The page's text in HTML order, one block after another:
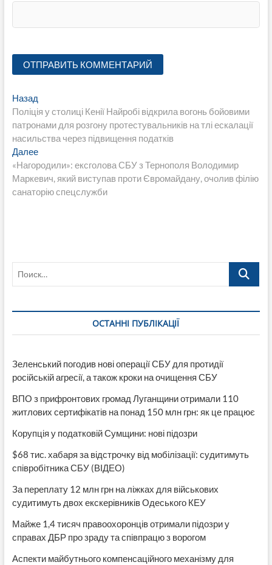
Навигация
по
записям
НазадПредыдущая
запись:
Поліція у столиці Кенії Найробі відкрила вогонь бойовими
патронами для розгону протестувальників на тлі ескалації
насильства через підвищення податків
ДалееСледующая
запись:
«Нагородили»: ексголова СБУ з Тернополя Володимир
Маркевич, який виступав проти Євромайдану, очолив філію
санаторію спецслужби
Поиск…
ОСТАННІ ПУБЛІКАЦІЇ
Зеленський погодив нові операції СБУ для протидії
російській агресії, а також кроки на очищення СБУ
ВПО з прифронтових громад Луганщини отримали 110
житлових сертифікатів на понад 150 млн грн: як це працює
Корупція у податковій Сумщини: нові підозри
$68 тис. хабаря за відстрочку від мобілізації: судитимуть
співробітника СБУ (ВІДЕО)
За переплату 12 млн грн на ліжках для військових
судитимуть двох екскерівників Одеського КЕУ
Майже 1,4 тисяч правоохоронців отримали підозри у
справах ДБР про зраду та співпрацю з ворогом
Аспекти майбутнього компенсаційного механізму для